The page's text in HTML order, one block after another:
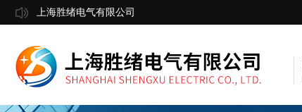
上海胜绪电气有限公司